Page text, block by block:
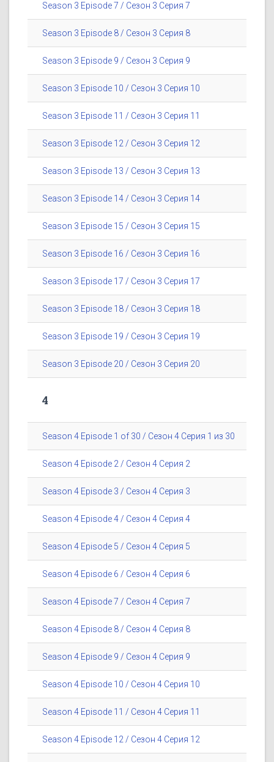
Season 3 Episode 7 / Сезон 3 Серия 7
Season 3 Episode 8 / Сезон 3 Серия 8
Season 3 Episode 9 / Сезон 3 Серия 9
Season 3 Episode 10 / Сезон 3 Серия 10
Season 3 Episode 11 / Сезон 3 Серия 11
Season 3 Episode 12 / Сезон 3 Серия 12
Season 3 Episode 13 / Сезон 3 Серия 13
Season 3 Episode 14 / Сезон 3 Серия 14
Season 3 Episode 15 / Сезон 3 Серия 15
Season 3 Episode 16 / Сезон 3 Серия 16
Season 3 Episode 17 / Сезон 3 Серия 17
Season 3 Episode 18 / Сезон 3 Серия 18
Season 3 Episode 19 / Сезон 3 Серия 19
Season 3 Episode 20 / Сезон 3 Серия 20
4
Season 4 Episode 1 of 30 / Сезон 4 Серия 1 из 30
Season 4 Episode 2 / Сезон 4 Серия 2
Season 4 Episode 3 / Сезон 4 Серия 3
Season 4 Episode 4 / Сезон 4 Серия 4
Season 4 Episode 5 / Сезон 4 Серия 5
Season 4 Episode 6 / Сезон 4 Серия 6
Season 4 Episode 7 / Сезон 4 Серия 7
Season 4 Episode 8 / Сезон 4 Серия 8
Season 4 Episode 9 / Сезон 4 Серия 9
Season 4 Episode 10 / Сезон 4 Серия 10
Season 4 Episode 11 / Сезон 4 Серия 11
Season 4 Episode 12 / Сезон 4 Серия 12